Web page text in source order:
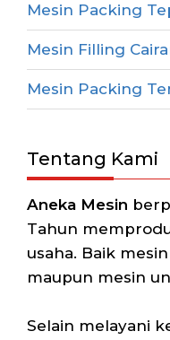
Mesin Packing
Mesin Filling
Mesin Packing
Tentang Kami
Aneka Mesin
Tahun
usaha. Baik
maupun mesin
Selain melayani